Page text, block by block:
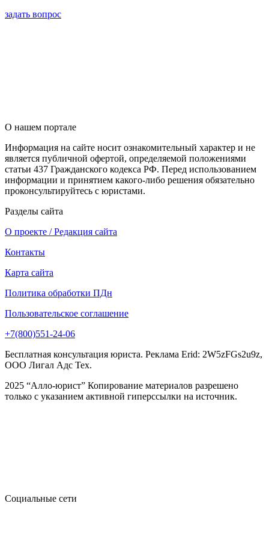
задать вопрос
О нашем портале
Информация на сайте носит ознакомительный характер и не
является публичной офертой, определяемой положениями
статьи 437 Гражданского кодекса РФ. Перед использованием
информации и принятием какого-либо решения обязательно
проконсультируйтесь с юристами.
Разделы сайта
О проекте / Редакция сайта
Контакты
Карта сайта
Политика обработки ПДн
Пользовательское соглашение
+7(800)551-24-06
Бесплатная консультация юриста. Реклама Erid: 2W5zFGs2u9z,
ООО Лигал Адс Тех.
2025 “Алло-юрист” Копирование материалов разрешено
только с указанием активной гиперссылки на источник.
Социальные сети